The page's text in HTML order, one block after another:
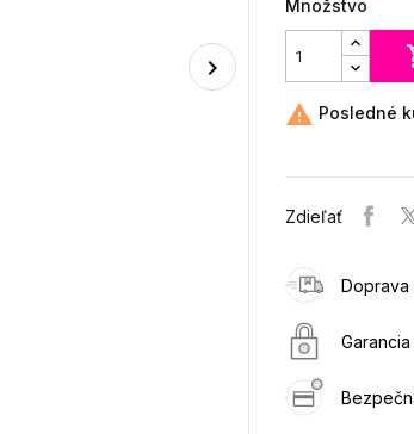
Množstvo
 Posledné
Zdieľať
Doprava